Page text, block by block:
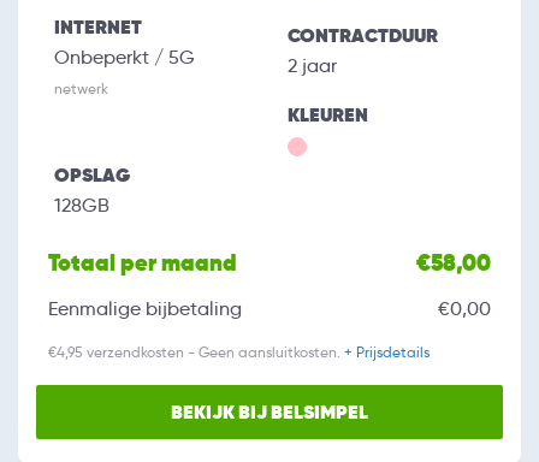
INTERNET
Onbeperkt / 5G
netwerk
CONTRACTDUUR
2 jaar
KLEUREN
OPSLAG
128GB
Totaal per maand €58,00
Eenmalige bijbetaling €0,00
€4,95 verzendkosten - Geen aansluitkosten. + Prijsdetails
BEKIJK BIJ BELSIMPEL